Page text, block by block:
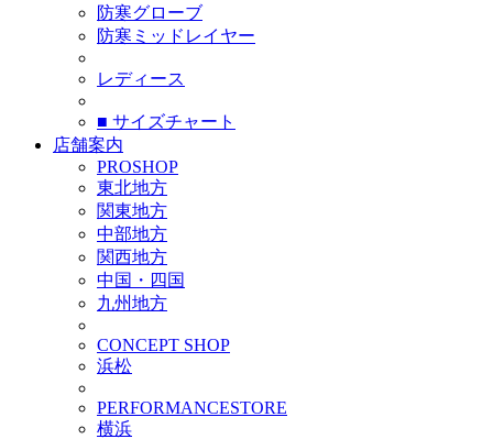
防寒グローブ
防寒ミッドレイヤー
レディース
■ サイズチャート
店舗案内
PROSHOP
東北地方
関東地方
中部地方
関西地方
中国・四国
九州地方
CONCEPT SHOP
浜松
PERFORMANCESTORE
横浜